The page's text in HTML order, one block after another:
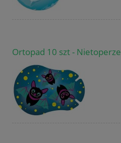
Ortopad 10 szt - Nietoperze